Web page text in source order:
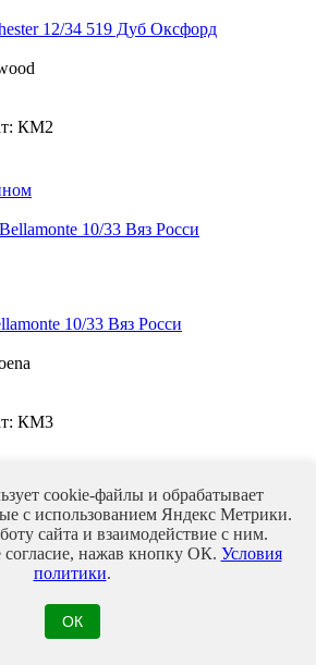
12/34 519 Дуб Оксфорд
КМ2
10/33 Вяз Росси
КМ3
cookie-файлы и обрабатывает
с использованием Яндекс Метрики.
сайта и взаимодействие с ним.
нажав кнопку ОК. Условия
политики.
ОК